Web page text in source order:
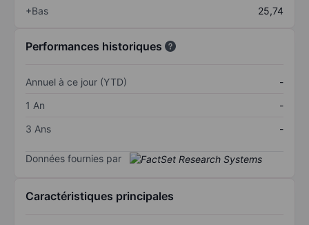
+Bas
25,74
Performances historiques
Annuel à ce jour (YTD)
-
1 An
-
3 Ans
-
Données fournies par
Caractéristiques principales